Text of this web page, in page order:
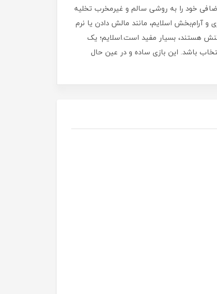
خود را به روشی سالم و غیرمخرب تخلیه
اسلایم، مانند مالش دادن یا نرم
هستند، بسیار مفید است.اسلایم؛ یک
باشد. این بازی ساده و در عین حال